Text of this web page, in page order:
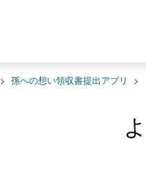
> 孫への想い領収書提出アプリ >